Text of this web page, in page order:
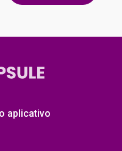
aplicativo